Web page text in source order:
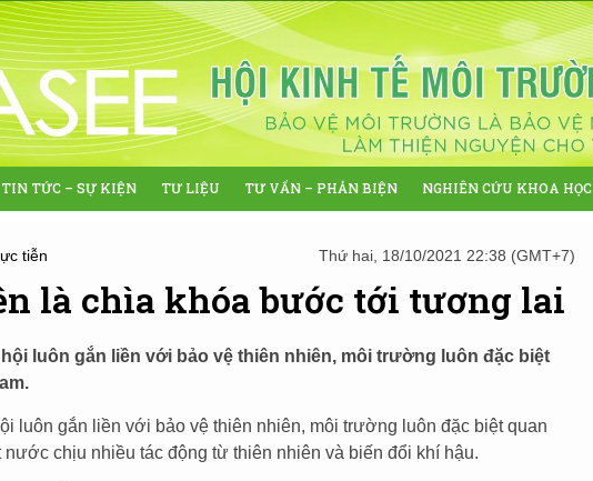
TIN TỨC – SỰ KIỆN TƯ LIỆU TƯ VẤN – PHẢN BIỆN NGHIÊN CỨU KHOA HỌC
tiễn Thứ hai, 18/10/2021 22:38 (GMT+7)
là chìa khóa bước tới tương lai
hội luôn gắn liền với bảo vệ thiên nhiên, môi trường luôn đặc biệt
luôn gắn liền với bảo vệ thiên nhiên, môi trường luôn đặc biệt quan
chịu nhiều tác động từ thiên nhiên và biến đổi khí hậu.